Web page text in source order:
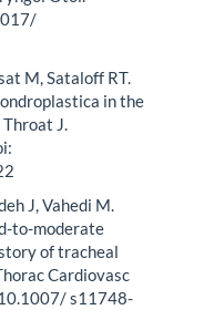
M, Sataloff RT.
in the
J.
J, Vahedi M.
to-moderate
of tracheal
Cardiovasc
s11748-